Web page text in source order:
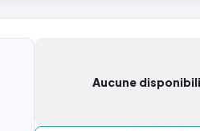
Aucune